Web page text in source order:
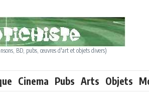
BD, pubs, œuvres d'art et objets divers)
Cinema Pubs Arts Objets